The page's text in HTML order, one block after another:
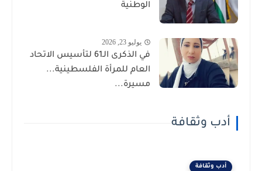
الوطنية
يوليو 23, 2026
في الذكرى الـ61 لتأسيس الاتحاد
العام للمرأة الفلسطينية...
مسيرة...
أدب وثقافة
أدب وثقافة